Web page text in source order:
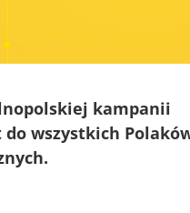
kampanii
do wszystkich